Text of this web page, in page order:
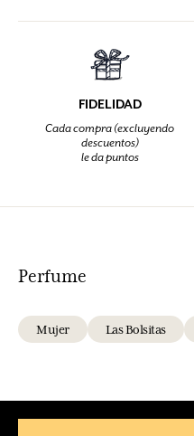
FIDELIDAD
Cada compra (excluyendo
descuentos)
le da puntos
Perfume
Mujer Las Bolsitas